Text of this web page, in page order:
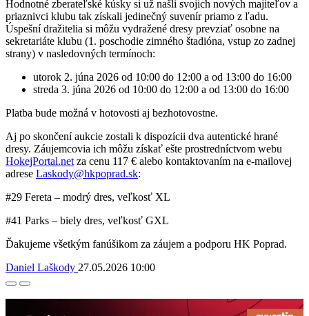
Hodnotné zberateľské kúsky si už našli svojich nových majiteľov a
priaznivci klubu tak získali jedinečný suvenír priamo z ľadu.
Úspešní dražitelia si môžu vydražené dresy prevziať osobne na
sekretariáte klubu (1. poschodie zimného štadióna, vstup zo zadnej
strany) v nasledovných termínoch:
utorok 2. júna 2026 od 10:00 do 12:00 a od 13:00 do 16:00
streda 3. júna 2026 od 10:00 do 12:00 a od 13:00 do 16:00
Platba bude možná v hotovosti aj bezhotovostne.
Aj po skončení aukcie zostali k dispozícii dva autentické hrané
dresy. Záujemcovia ich môžu získať ešte prostredníctvom webu
HokejPortal.net za cenu 117 € alebo kontaktovaním na e-mailovej
adrese Laskody@hkpoprad.sk:
#29 Fereta – modrý dres, veľkosť XL
#41 Parks – biely dres, veľkosť GXL
Ďakujeme všetkým fanúšikom za záujem a podporu HK Poprad.
Daniel Laškody 27.05.2026 10:00
Facebook
Twitter